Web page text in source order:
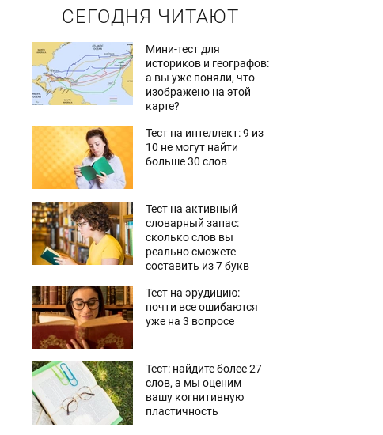
СЕГОДНЯ ЧИТАЮТ
Мини-тест для
историков и географов:
а вы уже поняли, что
изображено на этой
карте?
Тест на интеллект: 9 из
10 не могут найти
больше 30 слов
Тест на активный
словарный запас:
сколько слов вы
реально сможете
составить из 7 букв
Тест на эрудицию:
почти все ошибаются
уже на 3 вопросе
Тест: найдите более 27
слов, а мы оценим
вашу когнитивную
пластичность